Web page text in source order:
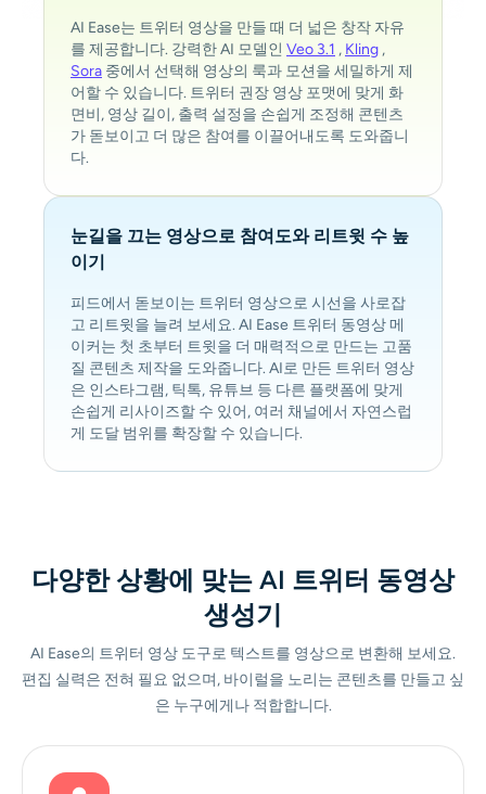
AI Ease는 트위터 영상을 만들 때 더 넓은 창작 자유
를 제공합니다. 강력한 AI 모델인 Veo 3.1 , Kling ,
Sora 중에서 선택해 영상의 룩과 모션을 세밀하게 제
어할 수 있습니다. 트위터 권장 영상 포맷에 맞게 화
면비, 영상 길이, 출력 설정을 손쉽게 조정해 콘텐츠
가 돋보이고 더 많은 참여를 이끌어내도록 도와줍니
다.
눈길을 끄는 영상으로 참여도와 리트윗 수 높
이기
피드에서 돋보이는 트위터 영상으로 시선을 사로잡
고 리트윗을 늘려 보세요. AI Ease 트위터 동영상 메
이커는 첫 초부터 트윗을 더 매력적으로 만드는 고품
질 콘텐츠 제작을 도와줍니다. AI로 만든 트위터 영상
은 인스타그램, 틱톡, 유튜브 등 다른 플랫폼에 맞게
손쉽게 리사이즈할 수 있어, 여러 채널에서 자연스럽
게 도달 범위를 확장할 수 있습니다.
다양한 상황에 맞는 AI 트위터 동영상
생성기
AI Ease의 트위터 영상 도구로 텍스트를 영상으로 변환해 보세요.
편집 실력은 전혀 필요 없으며, 바이럴을 노리는 콘텐츠를 만들고 싶
은 누구에게나 적합합니다.